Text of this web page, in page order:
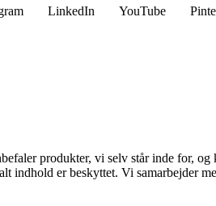
LinkedIn YouTube
produkter, vi selv står inde for,
indhold er beskyttet. Vi samarbejder